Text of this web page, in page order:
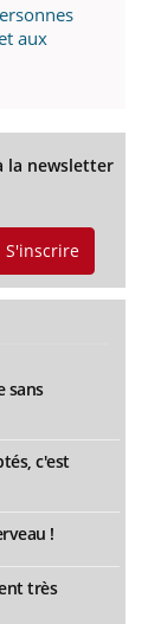
aux
la newsletter
S'inscrire
sans
c'est
!
très